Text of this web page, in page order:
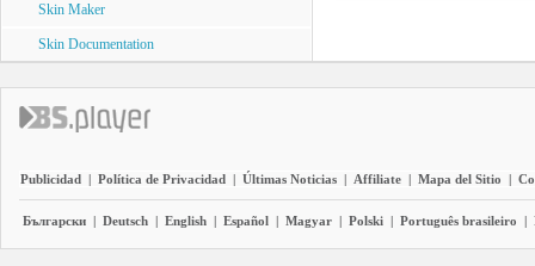
Skin Maker
Skin Documentation
Publicidad | Política de Privacidad | Últimas Noticias | Affiliate | Mapa del Sitio |
Български | Deutsch | English | Español | Magyar | Polski | Português brasileiro |